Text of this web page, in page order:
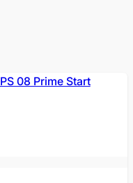
08 Prime Start